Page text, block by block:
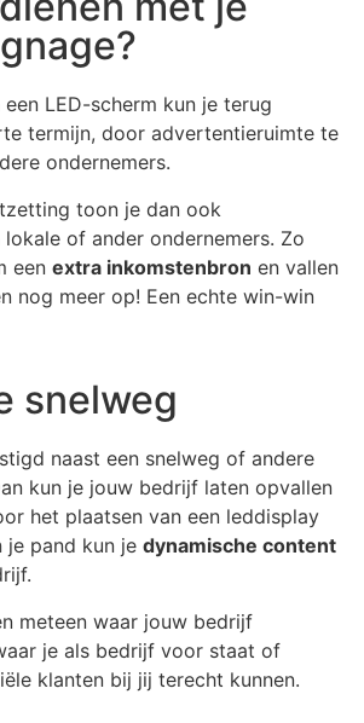
LED-scherm kun je terug
termijn, door advertentieruimte te
ondernemers.
toon je dan ook
of ander ondernemers. Zo
een extra inkomstenbron en vallen
nog meer op! Een echte win-win
snelweg
naast een snelweg of andere
kun je jouw bedrijf laten opvallen
het plaatsen van een leddisplay
je pand kun je dynamische content
meteen waar jouw bedrijf
je als bedrijf voor staat of
klanten bij jij terecht kunnen.